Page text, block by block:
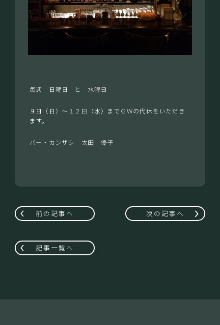
毎週 日曜日 と 水曜日
９日（日）～１２日（水）までＧＷの代休をいただき
ます。
バー・カンザシ 太田 優子
前の記事へ
記事一覧へ
次の記事へ